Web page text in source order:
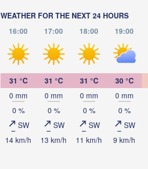
WEATHER FOR THE NEXT 24 HOURS
16:00
17:00 18:00 19:00
31 °C
0 mm
0 %
SW
14 km/h
31 °C
0 mm
0 %
SW
13 km/h
31 °C
0 mm
0 %
SW
11 km/h
30 °C
0 mm
0 %
SW
9 km/h